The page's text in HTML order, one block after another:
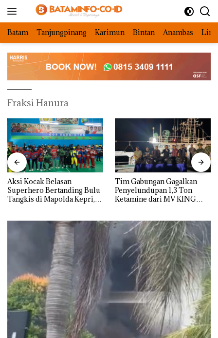
Batam Tanjungpinang Karimun Bintan Anambas
Fraksi Hanura
Aksi Kocak Belasan
Superhero Bertanding Bulu
Tangkis di Mapolda Kepri,
Tim Gabungan Gagalkan
Penyelundupan 1,3 Ton
Ketamine dari MV KING